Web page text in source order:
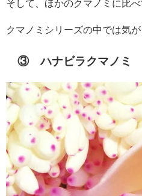
そして、ほかのクマノミに比
クマノミシリーズの中では気
③ ハナビラクマノミ